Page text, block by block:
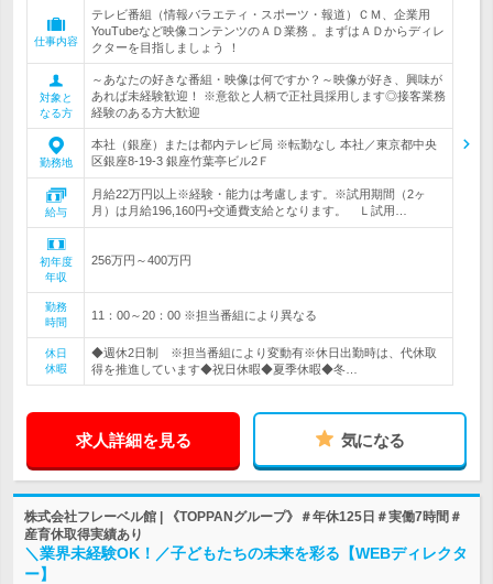
仕事内容
テレビ番組（情報バラエティ・スポーツ・報道）ＣＭ、企業用
YouTubeなど映像コンテンツのＡＤ業務 。まずはＡＤからディレ
クターを目指しましょう ！
対象と
なる方
～あなたの好きな番組・映像は何ですか？～映像が好き、興味が
あれば未経験歓迎！ ※意欲と人柄で正社員採用します◎接客業務
経験のある方大歓迎
勤務地
本社（銀座）または都内テレビ局 ※転勤なし 本社／東京都中央
区銀座8-19-3 銀座竹葉亭ビル2Ｆ
給与
月給22万円以上※経験・能力は考慮します。※試用期間（2ヶ
月）は月給196,160円+交通費支給となります。 Ｌ試用…
初年度
年収
256万円～400万円
勤務
時間
11：00～20：00 ※担当番組により異なる
休日
休暇
◆週休2日制 ※担当番組により変動有※休日出勤時は、代休取
得を推進しています◆祝日休暇◆夏季休暇◆冬…
求人詳細を見る 気になる
株式会社フレーベル館 | 《TOPPANグループ》＃年休125日＃実働7時間＃
産育休取得実績あり
＼業界未経験OK！／子どもたちの未来を彩る【WEBディレクタ
ー】